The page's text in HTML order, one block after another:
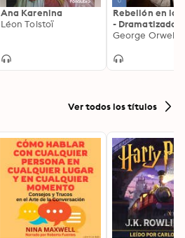
Ana Karenina
Léon Tolstoï
Rebelión en la
- Dramatizado
George Orwell
Ver todos los títulos